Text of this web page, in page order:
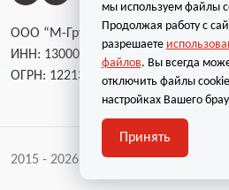
ООО “М-Групп”
ИНН: 1300002787
ОГРН: 1221300004232
2015 - 2026 | Все права защищены
мы используем файлы
Продолжая работу с
разрешаете
файлов. Вы всегда
отключить файлы
настройках Вашего
Принять